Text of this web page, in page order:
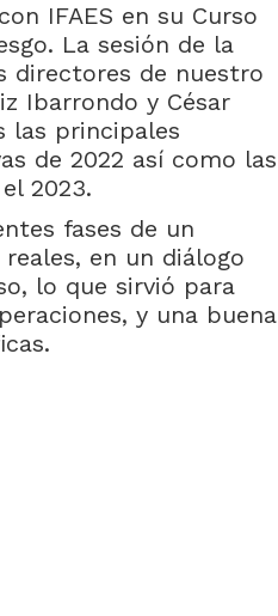
IFAES en su Curso
La sesión de la
directores de nuestro
Ibarrondo y César
las principales
de 2022 así como las
2023.
fases de un
en un diálogo
lo que sirvió para
y una buena